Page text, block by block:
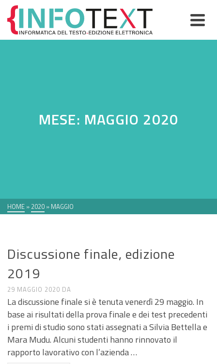
MESE: MAGGIO 2020
HOME » 2020 » MAGGIO
Discussione finale, edizione
2019
29 MAGGIO 2020 DA
La discussione finale si è tenuta venerdì 29 maggio. In
base ai risultati della prova finale e dei test precedenti
i premi di studio sono stati assegnati a Silvia Bettella e
Mara Mudu. Alcuni studenti hanno rinnovato il
rapporto lavorativo con l’azienda …